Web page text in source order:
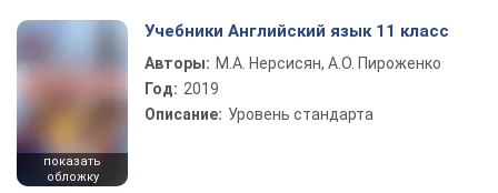
показать
обложку
Учебники Английский язык 11 класс
Авторы: М.А. Нерсисян, А.О. Пироженко
Год: 2019
Описание: Уровень стандарта